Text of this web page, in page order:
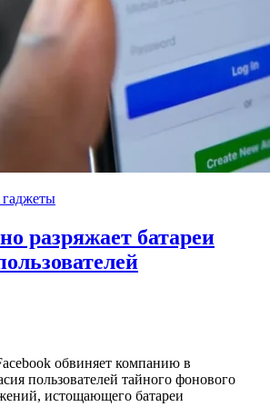
разряжает батареи
обвиняет компанию в
пользователей тайного фонового
истощающего батареи